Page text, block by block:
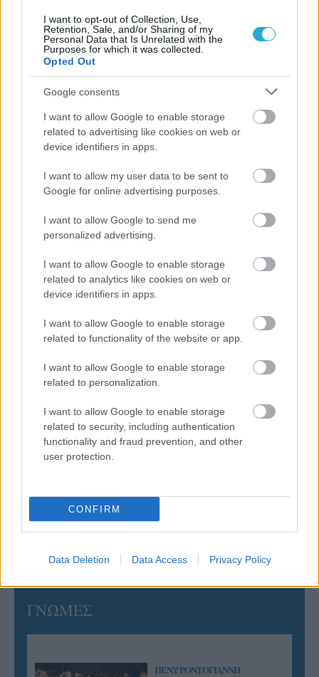
I want to opt-out of Collection, Use,
Retention, Sale, and/or Sharing of my
Personal Data that Is Unrelated with the
Purposes for which it was collected.
Opted Out
Google consents
I want to allow Google to enable storage
related to advertising like cookies on web or
device identifiers in apps.
I want to allow my user data to be sent to
Google for online advertising purposes.
I want to allow Google to send me
personalized advertising.
I want to allow Google to enable storage
related to analytics like cookies on web or
device identifiers in apps.
I want to allow Google to enable storage
related to functionality of the website or app.
I want to allow Google to enable storage
related to personalization.
I want to allow Google to enable storage
related to security, including authentication
functionality and fraud prevention, and other
user protection.
CONFIRM
Data Deletion Data Access Privacy Policy
09/08/2026
Φοίνικας Σύρου: Ο Δεναξάς άμεσος συνεργάτης του
Δείπνο της ΕΟΠΕ προς τιμήν του Ισίδωρου Κούβελου
παρουσία των Εθνικών ομάδων
07/08/2026
«Αντίο» με ήττα για τις διεθνείς μας στο τουρνουά του
Το πάλεψε μέχρι τέλους η Εθνική γυναικών κόντρα
στην Ιταλία Β’
06/08/2026
Η FIVB σχεδιάζει να διοργανώσει το Παγκόσμιο
Πρωτάθλημα τον Δεκέμβριο – Αντιδρούν οι σύλλογοι
06/08/2026
Έτοιμη για… υψηλές πτήσεις η Μπενφίκα του Ψάρρα
με τον «Ιπτάμενο Ολλανδό» Βίλτενμπουργκ
ΓΝΩΜΕΣ
ΠΕΝΥ ΡΟΝΤΟΓΙΑΝΝΗ